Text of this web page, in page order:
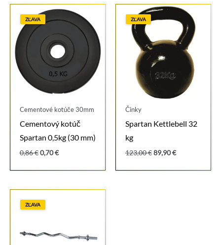
ZĽAVA
Cementové kotúče 30mm
Cementový kotúč
Spartan 0,5kg (30 mm)
0,86€ Pôvodná
bola:
0,70€Aktuálna
je:
ZĽAVA
Činky
Spartan Kettlebell 32
kg
123,00€ Pôvodná
bola:
89,90€Aktuálna
je:
ZĽAVA